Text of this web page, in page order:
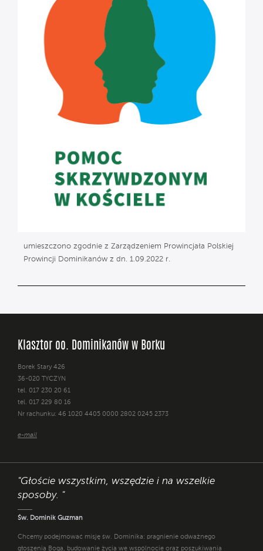
umieszczono zgodnie z Zarządzeniem Prowincjała Polskiej
Prowincji Dominikanów z dn. 1.09.2022 r.
Klasztor oo. Dominikanów w Borku
Borek Stary 426
36-020 TYCZYN
tel. 017 230 20 61
tel. 017 229 80 16
Nr rachunku: 46 1020 4405 0000 2802 0245 2373
e-mail
"Głoście wszystkim, wszędzie i na wszelkie
sposoby. "
Św. Dominik Guzman
Chcemy podejmować misję św. Dominika: pragnienie odważnego
głoszenia Boga, budowanie życia we wspólnocie oraz poszukiwania